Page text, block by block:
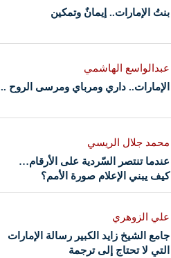
بنتُ الإمارات.. إيمانٌ وتمكين
عبدالواسع الهاشمي
الإمارات.. داري ومرباي ومرسى الروح ..
محمد جلال الريسي
عندما تنتصر السّردية على الأرقام…
كيف يبني الإعلام صورة الأمم؟
علي الزوهري
جامع الشيخ زايد الكبير رسالة الإمارات
التي لا تحتاج إلى ترجمة